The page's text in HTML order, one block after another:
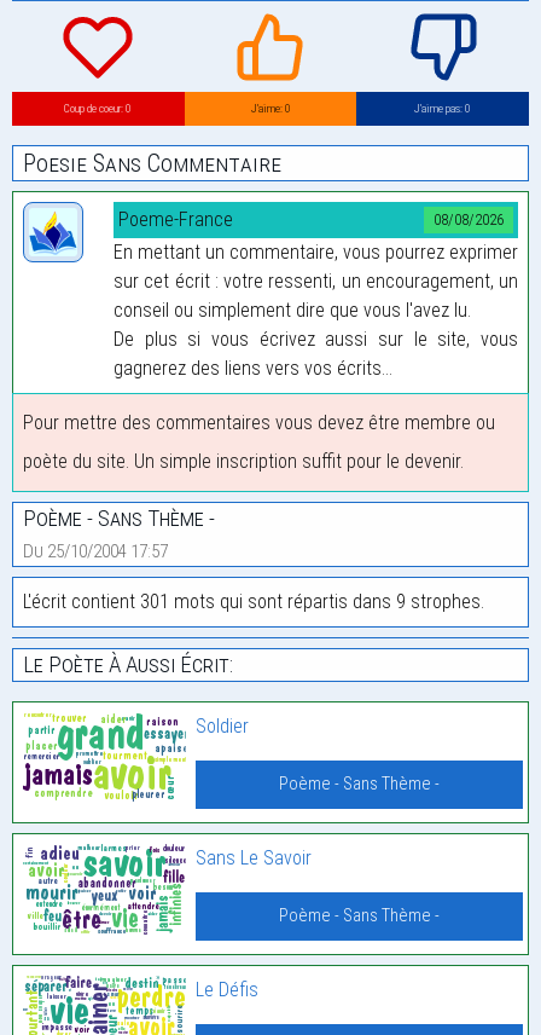
Coup de coeur: 0 J’aime: 0 J’aime pas: 0
Poesie Sans Commentaire
08/08/2026
Poeme-France
En mettant un commentaire, vous pourrez exprimer
sur cet écrit : votre ressenti, un encouragement, un
conseil ou simplement dire que vous l'avez lu.
De plus si vous écrivez aussi sur le site, vous
gagnerez des liens vers vos écrits...
Pour mettre des commentaires vous devez être membre ou
poète du site. Un simple inscription suffit pour le devenir.
Poème - Sans Thème -
Du 25/10/2004 17:57
L'écrit contient 301 mots qui sont répartis dans 9 strophes.
Le Poète À Aussi Écrit:
Soldier
Poème - Sans Thème -
Sans Le Savoir
Poème - Sans Thème -
Le Défis